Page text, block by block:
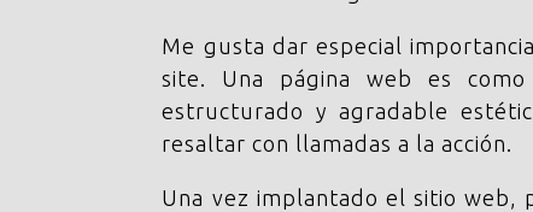
Me gusta dar especial
site. Una página web es
estructurado y agradable
resaltar con llamadas a la acción.
Una vez implantado el sitio web,